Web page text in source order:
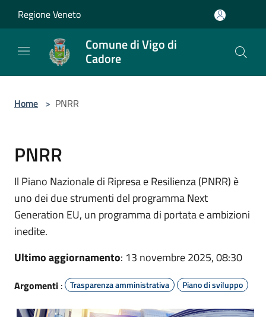
Regione Veneto
Comune di Vigo di
Cadore
Home > PNRR
PNRR
Il Piano Nazionale di Ripresa e Resilienza (PNRR) è
uno dei due strumenti del programma Next
Generation EU, un programma di portata e ambizioni
inedite.
Ultimo aggiornamento: 13 novembre 2025, 08:30
Argomenti : Trasparenza amministrativa Piano di sviluppo